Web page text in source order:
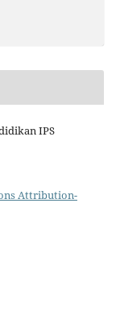
IPS
Attribution-